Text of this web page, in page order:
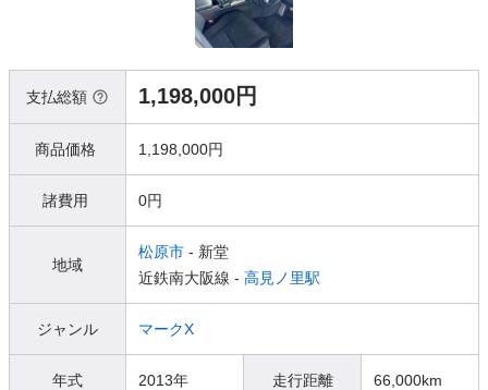
支払総額 1,198,000円
商品価格 1,198,000円
諸費用 0円
地域
松原市 - 新堂
近鉄南大阪線 - 高見ノ里駅
ジャンル マークX
年式 2013年 走行距離 66,000km